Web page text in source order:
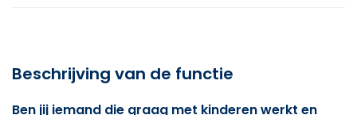
Beschrijving van de functie
Ben jij iemand die graag met kinderen werkt en